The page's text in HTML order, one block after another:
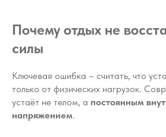
Почему отдых не
силы
Ключевая ошибка – считать, что
только от физических нагрузок.
устаёт не телом, а постоянным
напряжением.